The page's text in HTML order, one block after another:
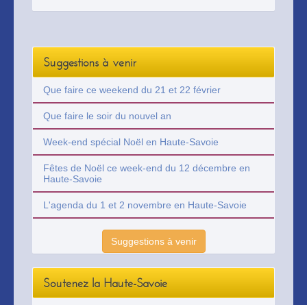
Suggestions à venir
Que faire ce weekend du 21 et 22 février
Que faire le soir du nouvel an
Week-end spécial Noël en Haute-Savoie
Fêtes de Noël ce week-end du 12 décembre en
Haute-Savoie
L'agenda du 1 et 2 novembre en Haute-Savoie
Suggestions à venir
Soutenez la Haute-Savoie